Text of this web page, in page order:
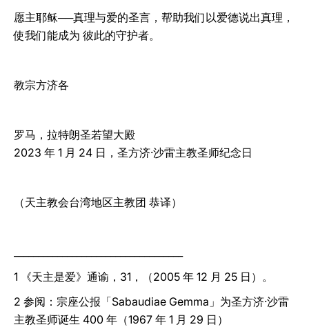
愿主耶稣──真理与爱的圣言，帮助我们以爱德说出真理，
使我们能成为 彼此的守护者。
教宗方济各
罗马，拉特朗圣若望大殿
2023 年 1 月 24 日，圣方济‧沙雷主教圣师纪念日
（天主教会台湾地区主教团 恭译）
1 《天主是爱》通谕，31，（2005 年 12 月 25 日）。
2 参阅：宗座公报「Sabaudiae Gemma」为圣方济‧沙雷
主教圣师诞生 400 年（1967 年 1 月 29 日）